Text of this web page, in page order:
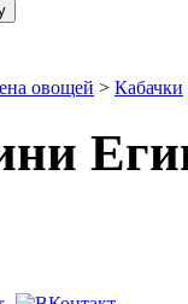
овощей > Кабачки